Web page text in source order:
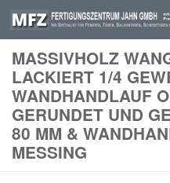
Skip to content
MASSIVHOLZ
LACKIERT 1/4
WANDHANDLAUF
GERUNDET UND
80 MM &
MESSING